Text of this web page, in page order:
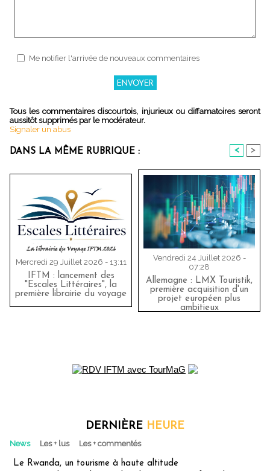
Me notifier l'arrivée de nouveaux commentaires
Tous les commentaires discourtois, injurieux ou diffamatoires seront
aussitôt supprimés par le modérateur.
Signaler un abus
DANS LA MÊME RUBRIQUE : < >
Mercredi 29 Juillet 2026 - 13:11
IFTM : lancement des
"Escales Littéraires", la
première librairie du voyage
Vendredi 24 Juillet 2026 -
07:28
Allemagne : LMX Touristik,
première acquisition d'un
projet européen plus
ambitieux
DERNIÈRE HEURE
News Les + lus Les + commentés
Le Rwanda, un tourisme à haute altitude